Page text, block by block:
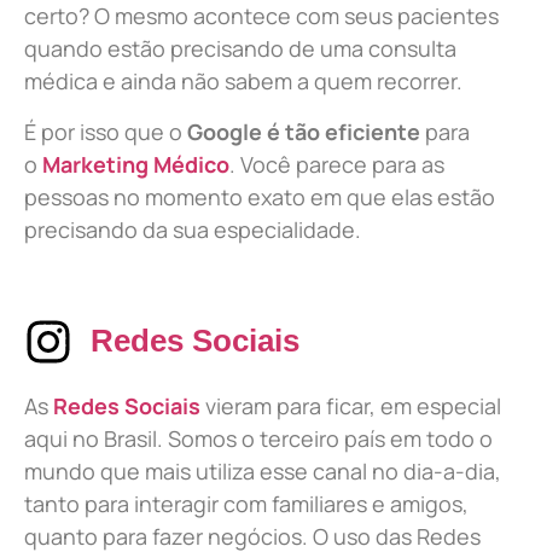
certo? O mesmo acontece com seus pacientes
quando estão precisando de uma consulta
médica e ainda não sabem a quem recorrer.
É por isso que o Google é tão eficiente para
o Marketing Médico. Você parece para as
pessoas no momento exato em que elas estão
precisando da sua especialidade.
Redes Sociais
As Redes Sociais vieram para ficar, em especial
aqui no Brasil. Somos o terceiro país em todo o
mundo que mais utiliza esse canal no dia-a-dia,
tanto para interagir com familiares e amigos,
quanto para fazer negócios. O uso das Redes